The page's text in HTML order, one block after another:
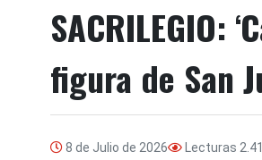
SACRILEGIO:
figura de San
8 de Julio de 2026 Lecturas